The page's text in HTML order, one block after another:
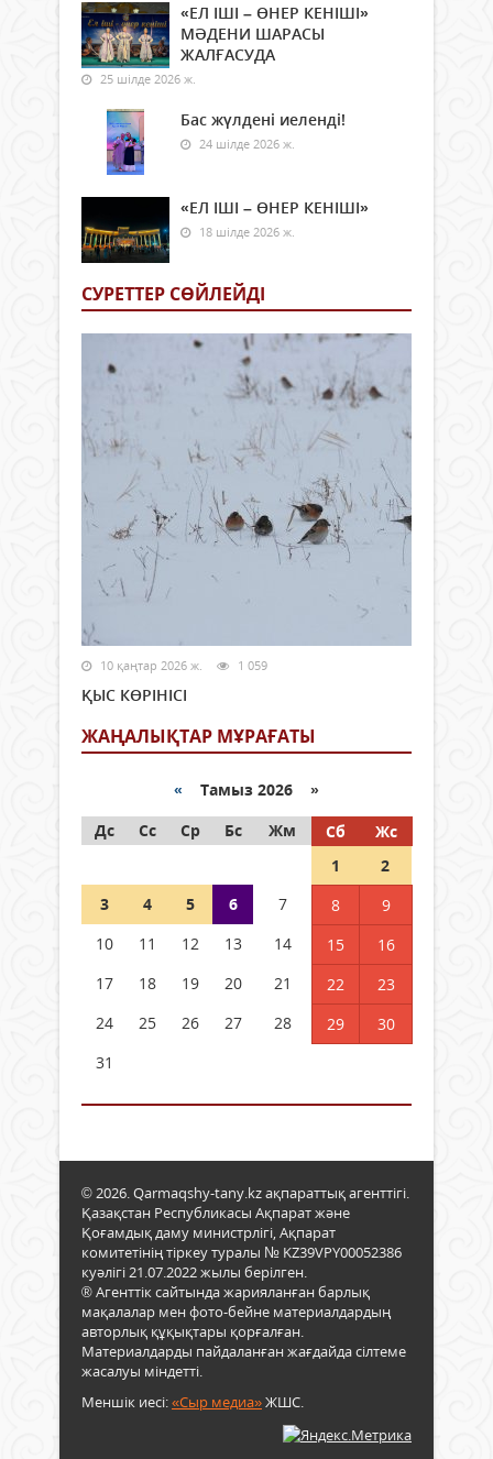
«ЕЛ ІШІ – ӨНЕР КЕНІШІ»
МӘДЕНИ ШАРАСЫ
ЖАЛҒАСУДА
25 шілде 2026 ж.
Бас жүлдені иеленді!
24 шілде 2026 ж.
«ЕЛ ІШІ – ӨНЕР КЕНІШІ»
18 шілде 2026 ж.
СУРЕТТЕР СӨЙЛЕЙДI
10 қаңтар 2026 ж. 1 059
ҚЫС КӨРІНІСІ
ЖАҢАЛЫҚТАР МҰРАҒАТЫ
« Тамыз 2026 »
Дс
Сс Ср Бс Жм Сб
Жс
1
2
3
4 5 6 7 8
9
10
11 12 13 14 15
16
17
18 19 20 21 22
23
24
25 26 27 28 29
30
31
© 2026. Qarmaqshy-tany.kz ақпараттық агенттігі.
Қазақстан Республикасы Ақпарат және
Қоғамдық даму министрлігі, Ақпарат
комитетінің тіркеу туралы № KZ39VPY00052386
куәлігі 21.07.2022 жылы берілген.
® Агенттік сайтында жарияланған барлық
мақалалар мен фото-бейне материалдардың
авторлық құқықтары қорғалған.
Материалдарды пайдаланған жағдайда сілтеме
жасалуы міндетті.
Меншік иесі:«Сыр медиа»ЖШС.